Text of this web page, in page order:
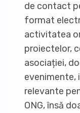
de contact
format
activitatea
proiectelor,
asociației,
evenimente,
relevante
ONG, însă